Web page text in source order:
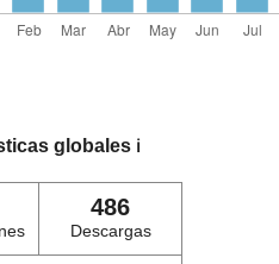
globales ℹ️
486
Descargas